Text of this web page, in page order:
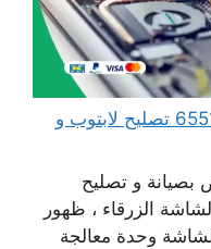
مهندس كمبيوتر الضباعية 65511033 تصليح لابتوب و
بصيانة و تصليح
الزرقاء ، ظهور
وحدة معالجة